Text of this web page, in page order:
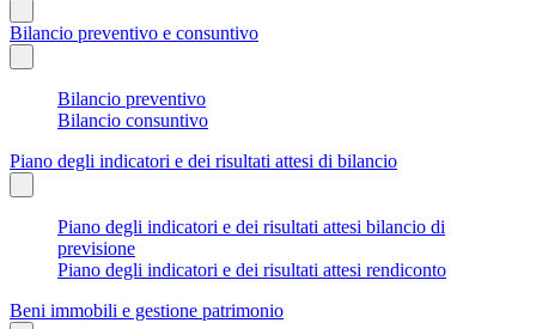
Bilancio preventivo e consuntivo
Bilancio preventivo
Bilancio consuntivo
Piano degli indicatori e dei risultati attesi di bilancio
Piano degli indicatori e dei risultati attesi bilancio di
previsione
Piano degli indicatori e dei risultati attesi rendiconto
Beni immobili e gestione patrimonio